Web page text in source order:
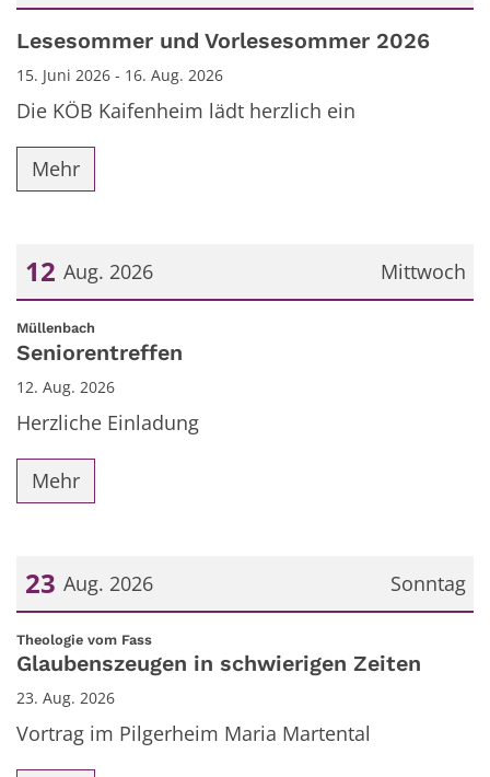
Datum: 15. Juni 2026
Lesesommer und Vorlesesommer 2026
15. Juni 2026 - 16. Aug. 2026
Die KÖB Kaifenheim lädt herzlich ein
Mehr
Mittwoch
12 Aug. 2026
Datum: 12. August 2026
Müllenbach
Seniorentreffen
12. Aug. 2026
Herzliche Einladung
Mehr
Sonntag
23 Aug. 2026
Datum: 23. August 2026
Theologie vom Fass:
Glaubenszeugen in schwierigen Zeiten
23. Aug. 2026
Vortrag im Pilgerheim Maria Martental